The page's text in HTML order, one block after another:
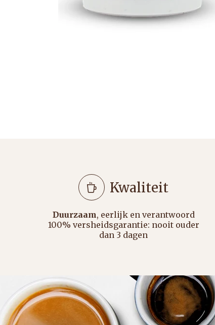
Kwaliteit
Duurzaam, eerlijk en verantwoord
100% versheidsgarantie: nooit ouder
dan 3 dagen